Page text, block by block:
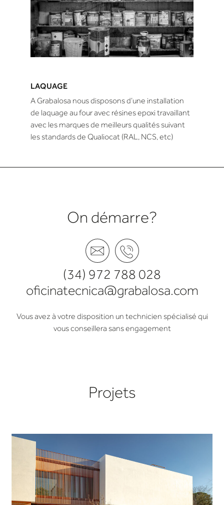
LAQUAGE
A Grabalosa nous disposons d’une installation
de laquage au four avec résines epoxi travaillant
avec les marques de meilleurs qualités suivant
les standards de Qualiocat (RAL, NCS, etc)
On démarre?
(34) 972 788 028
oficinatecnica@grabalosa.com
Vous avez à votre disposition un technicien spécialisé qui
vous conseillera sans engagement
Projets